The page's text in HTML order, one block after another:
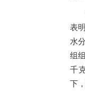
表
水
组
千
下